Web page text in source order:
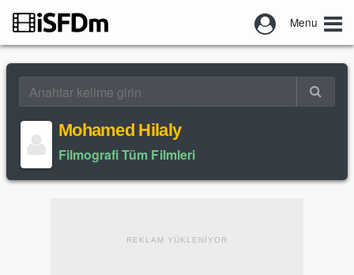
Menu
Mohamed Hilaly
Filmografi Tüm Filmleri
REKLAM YÜKLENİYOR